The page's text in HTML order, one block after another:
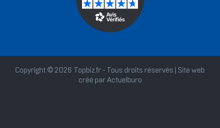
Copyright © 2026 Topbiz.fr - Tous droits réservés | Site web
créé par Actuelburo